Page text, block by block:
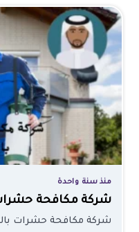
منذ سنة واحدة
شركة مكافحة
شركة مكافحة حشرات